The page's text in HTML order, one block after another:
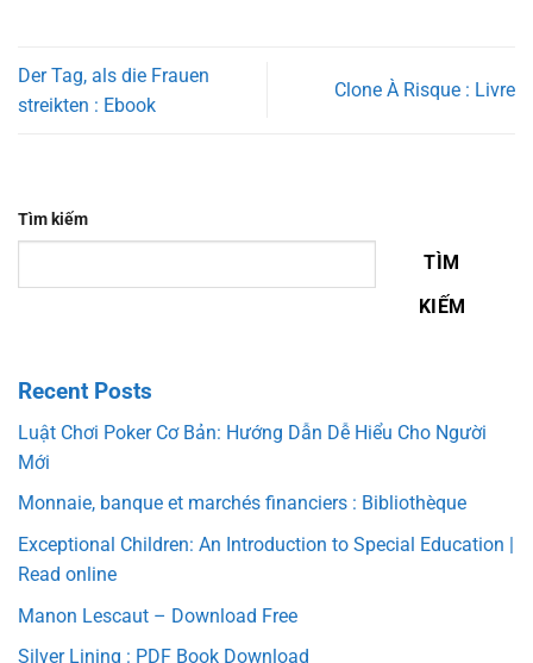
Der Tag, als die Frauen
streikten : Ebook
Clone À Risque : Livre
Tìm kiếm
TÌM
KIẾM
Recent Posts
Luật Chơi Poker Cơ Bản: Hướng Dẫn Dễ Hiểu Cho Người
Mới
Monnaie, banque et marchés financiers : Bibliothèque
Exceptional Children: An Introduction to Special Education |
Read online
Manon Lescaut – Download Free
Silver Lining : PDF Book Download